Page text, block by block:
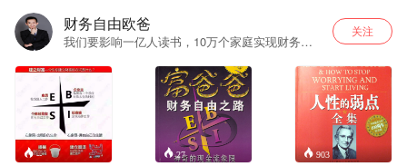
财务自由欧爸
我们要影响一亿人读书，10万个家庭实现财务自
群合伙人。
关注
-- 27 903